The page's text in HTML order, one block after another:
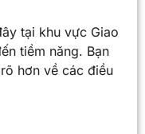
tại khu vực Giao
tiềm năng. Bạn
hơn về các điều